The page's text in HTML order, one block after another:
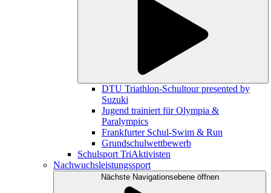
DTU Triathlon-Schultour presented by
Suzuki
Jugend trainiert für Olympia &
Paralympics
Frankfurter Schul-Swim & Run
Grundschulwettbewerb
Schulsport TriAktivisten
Nachwuchsleistungssport
Nächste Navigationsebene öffnen